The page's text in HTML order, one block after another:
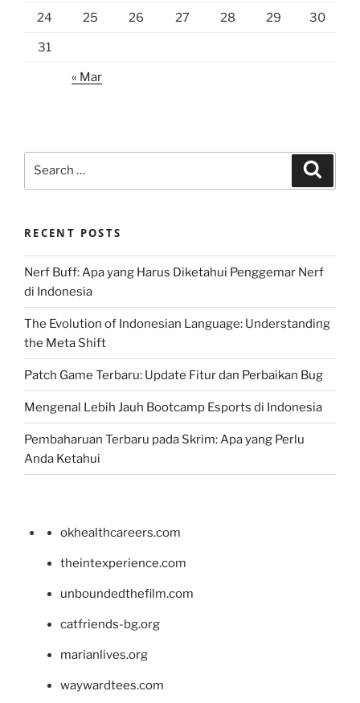
24 25 26 27 28 29 30
31
« Mar
RECENT POSTS
Nerf Buff: Apa yang Harus Diketahui Penggemar Nerf
di Indonesia
The Evolution of Indonesian Language: Understanding
the Meta Shift
Patch Game Terbaru: Update Fitur dan Perbaikan Bug
Mengenal Lebih Jauh Bootcamp Esports di Indonesia
Pembaharuan Terbaru pada Skrim: Apa yang Perlu
Anda Ketahui
okhealthcareers.com
theintexperience.com
unboundedthefilm.com
catfriends-bg.org
marianlives.org
waywardtees.com